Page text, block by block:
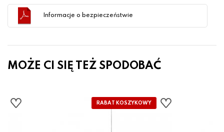
Informacje o bezpieczeństwie
MOŻE CI SIĘ TEŻ SPODOBAĆ